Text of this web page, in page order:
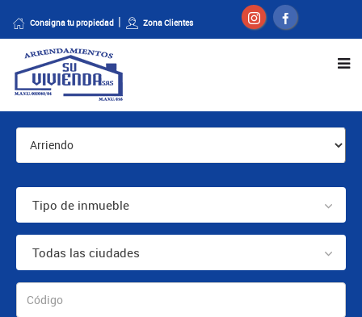
Consigna tu propiedad Zona Clientes
Tipo de inmueble
Todas las ciudades